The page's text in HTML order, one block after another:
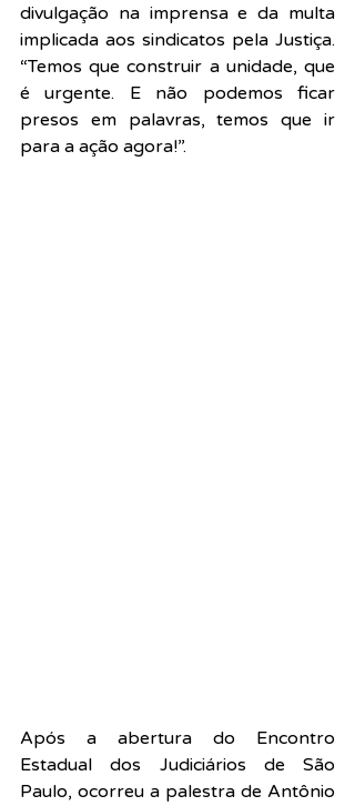
divulgação na imprensa e da multa
implicada aos sindicatos pela Justiça.
“Temos que construir a unidade, que
é urgente. E não podemos ficar
presos em palavras, temos que ir
para a ação agora!”.
Após a abertura do Encontro
Estadual dos Judiciários de São
Paulo, ocorreu a palestra de Antônio